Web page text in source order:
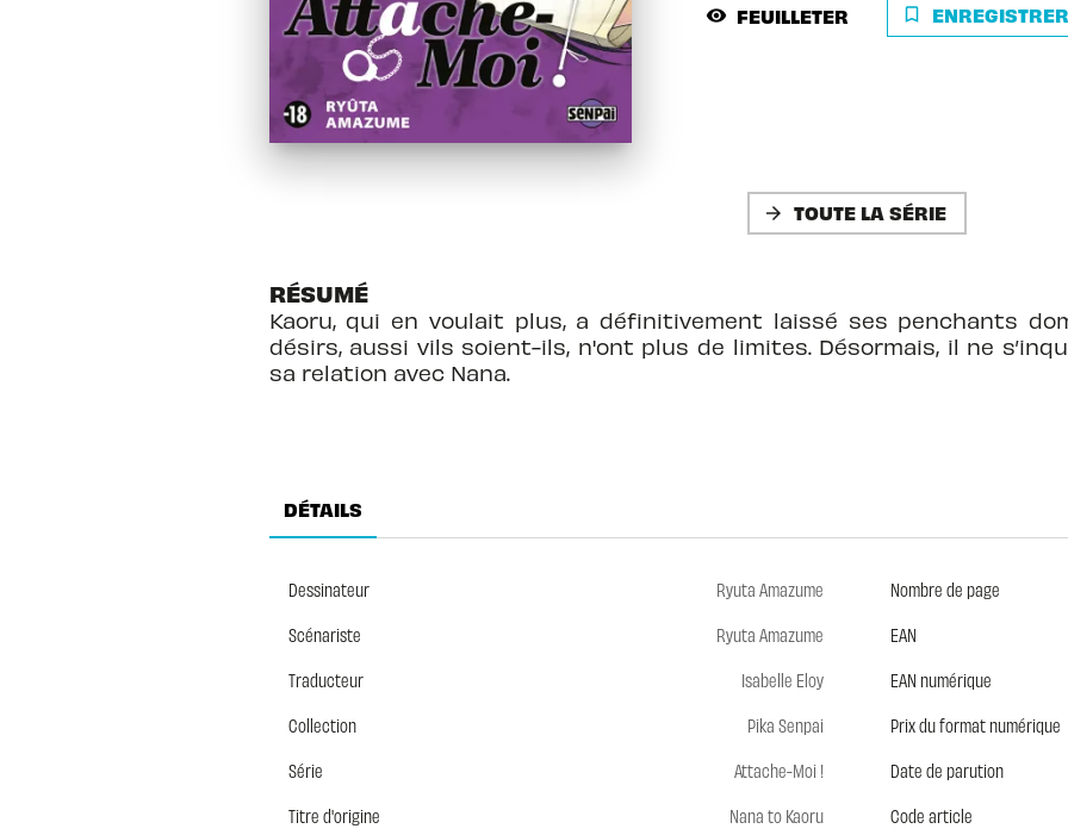
visibility FEUILLETER bookmark_border ENREGISTRER
arrow_forward TOUTE LA SÉRIE
RÉSUMÉ
Kaoru, qui en voulait plus, a définitivement laissé ses penchants
désirs, aussi vils soient-ils, n'ont plus de limites. Désormais, il ne
sa relation avec Nana.
DÉTAILS
Dessinateur
Ryuta Amazume
Scénariste
Ryuta Amazume
Traducteur
Isabelle Eloy
Collection
Pika Senpai
Série
Attache-Moi !
Titre d'origine
Nana to Kaoru
Nombre de page
EAN
EAN numérique
Prix du format numérique
Date de parution
Code article